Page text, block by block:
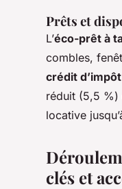
Prêts et
L’éco-prêt à
combles,
crédit
réduit (5,5 %)
locative
clés et